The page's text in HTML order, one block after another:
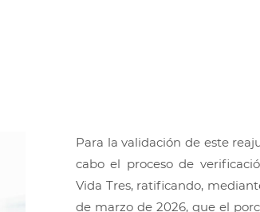
Para la validación de este
cabo el proceso de
Vida Tres, ratificando,
de marzo de 2026, que el